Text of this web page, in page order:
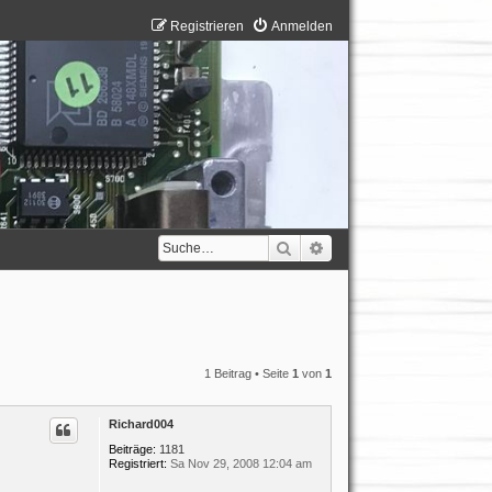
Anmelden
Registrieren
Suche
1 Beitrag • Seite 1 von 1
Richard004
Beiträge: 1181
Registriert: Sa Nov 29, 2008 12:04 am